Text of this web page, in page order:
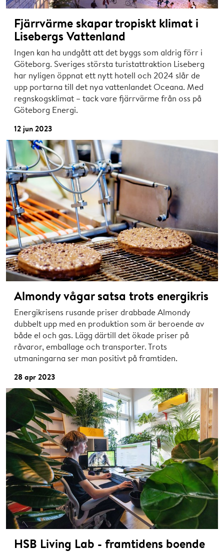
Fjärrvärme skapar tropiskt klimat i
Lisebergs Vattenland
Ingen kan ha undgått att det byggs som aldrig förr i
Göteborg. Sveriges största turistattraktion Liseberg
har nyligen öppnat ett nytt hotell och 2024 slår de
upp portarna till det nya vattenlandet Oceana. Med
regnskogsklimat – tack vare fjärrvärme från oss på
Göteborg Energi.
12 jun 2023
Almondy vågar satsa trots energikris
Energikrisens rusande priser drabbade Almondy
dubbelt upp med en produktion som är beroende av
både el och gas. Lägg därtill det ökade priser på
råvaror, emballage och transporter. Trots
utmaningarna ser man positivt på framtiden.
28 apr 2023
HSB Living Lab - framtidens boende